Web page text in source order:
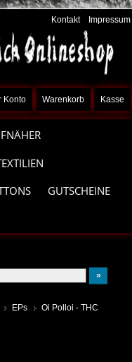
Kontakt Impressum
Kasse
Warenkorb
Konto
GUTSCHEINE
EPs Oi Polloi - THC